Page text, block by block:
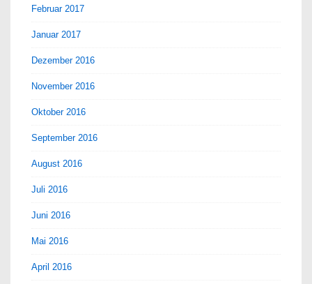
Februar 2017
Januar 2017
Dezember 2016
November 2016
Oktober 2016
September 2016
August 2016
Juli 2016
Juni 2016
Mai 2016
April 2016